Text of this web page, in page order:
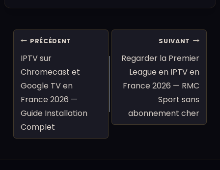
Navigation
l’article
PRÉCÉDENT
IPTV sur
Chromecast et
Google TV en
France 2026 —
Guide Installation
Complet
SUIVANT
Regarder la Premier
League en IPTV en
France 2026 — RMC
Sport sans
abonnement cher